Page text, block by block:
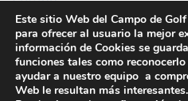
Destacada
Otras
Este sitio Web del Campo de
para ofrecer al usuario la mejor
información de Cookies se
funciones tales como
ayudar a nuestro equipo a
Web le resultan más interesantes.